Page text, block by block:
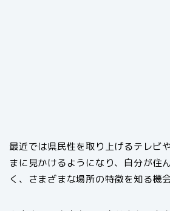
最近では県民性を取り上げるテレビ
まに見かけるようになり、自分が住
く、さまざまな場所の特徴を知る機